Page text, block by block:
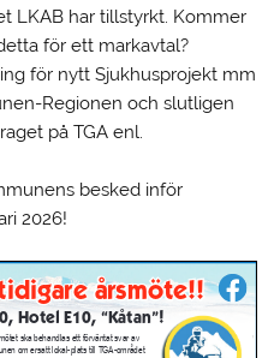
LKAB har tillstyrkt. Kommer
för ett markavtal?
för nytt Sjukhusprojekt mm
Regionen och slutligen
på TGA enl.
besked inför
2026!